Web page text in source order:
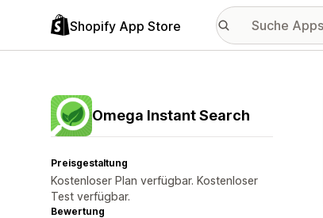
Shopify App Store
Omega Instant Search
Preisgestaltung
Kostenloser Plan verfügbar. Kostenloser
Test verfügbar.
Bewertung